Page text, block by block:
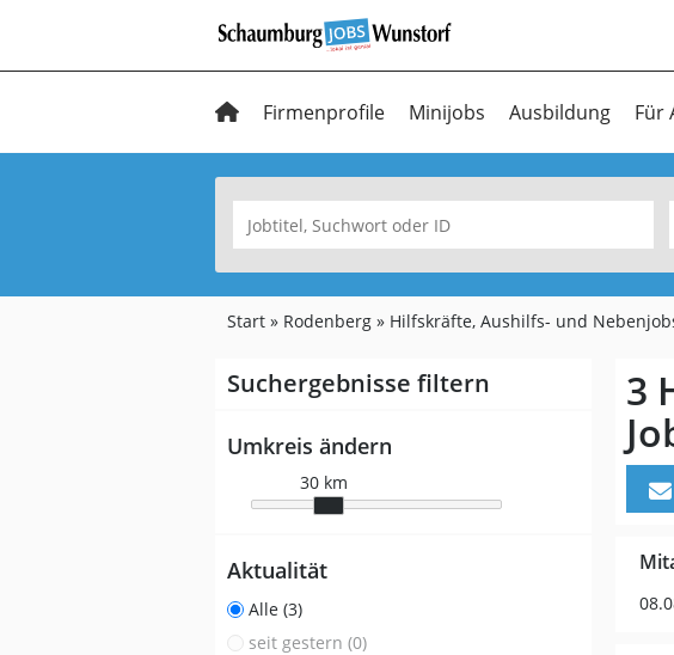
Firmenprofile Minijobs Ausbildung Für
Start Rodenberg Hilfskräfte, Aushilfs- und
Suchergebnisse filtern
Umkreis ändern
30 km
Aktualität
Alle (3)
seit gestern (0)
3